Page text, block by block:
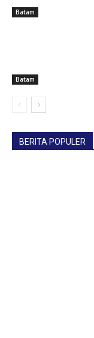
Batam
Batam
BERITA POPULER